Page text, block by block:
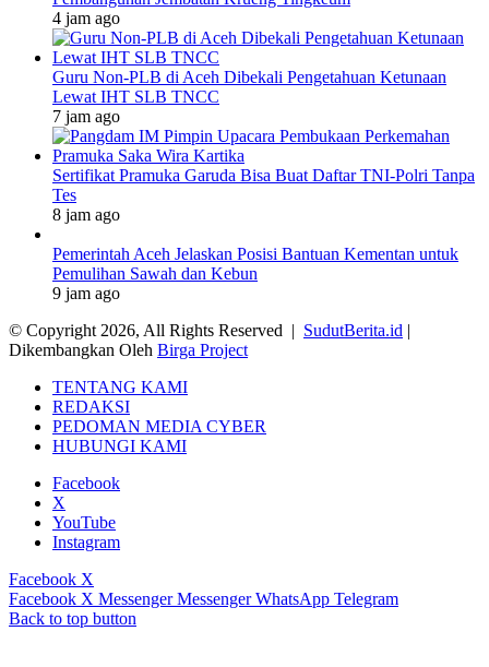
4 jam ago
Guru Non-PLB di Aceh Dibekali Pengetahuan Ketunaan
Lewat IHT SLB TNCC
7 jam ago
Sertifikat Pramuka Garuda Bisa Buat Daftar TNI-Polri Tanpa
Tes
8 jam ago
Pemerintah Aceh Jelaskan Posisi Bantuan Kementan untuk
Pemulihan Sawah dan Kebun
9 jam ago
© Copyright 2026, All Rights Reserved | SudutBerita.id |
Dikembangkan Oleh Birga Project
TENTANG KAMI
REDAKSI
PEDOMAN MEDIA CYBER
HUBUNGI KAMI
Facebook
X
YouTube
Instagram
Facebook X
Facebook X Messenger Messenger WhatsApp Telegram
Back to top button